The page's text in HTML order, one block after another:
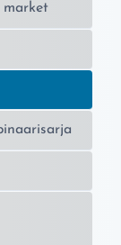
market